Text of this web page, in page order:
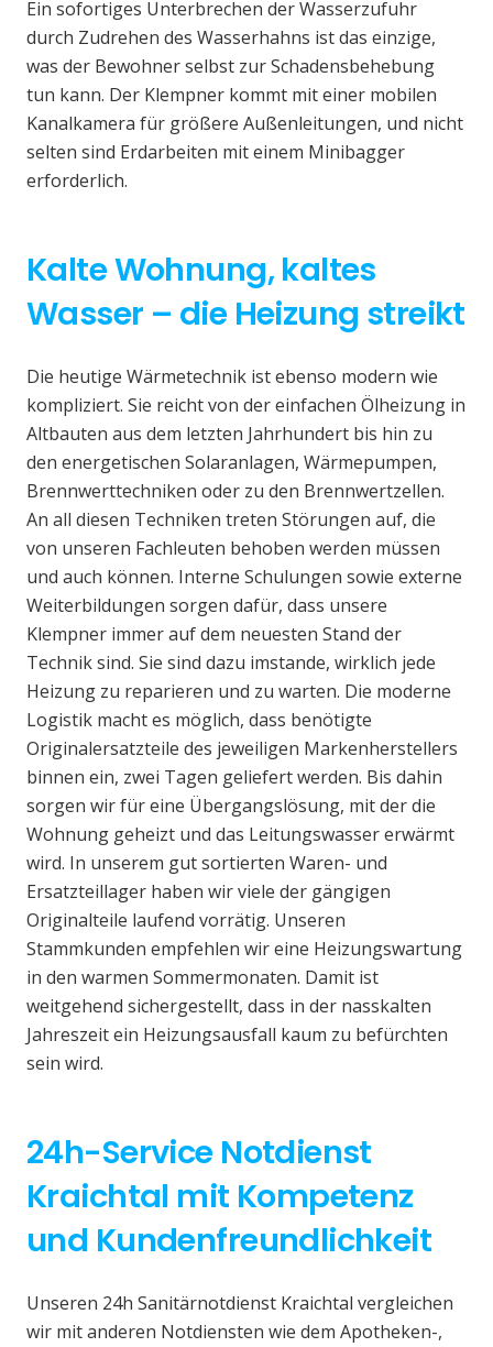
Ein sofortiges Unterbrechen der Wasserzufuhr
durch Zudrehen des Wasserhahns ist das einzige,
was der Bewohner selbst zur Schadensbehebung
tun kann. Der Klempner kommt mit einer mobilen
Kanalkamera für größere Außenleitungen, und nicht
selten sind Erdarbeiten mit einem Minibagger
erforderlich.
Kalte Wohnung, kaltes
Wasser – die Heizung streikt
Die heutige Wärmetechnik ist ebenso modern wie
kompliziert. Sie reicht von der einfachen Ölheizung in
Altbauten aus dem letzten Jahrhundert bis hin zu
den energetischen Solaranlagen, Wärmepumpen,
Brennwerttechniken oder zu den Brennwertzellen.
An all diesen Techniken treten Störungen auf, die
von unseren Fachleuten behoben werden müssen
und auch können. Interne Schulungen sowie externe
Weiterbildungen sorgen dafür, dass unsere
Klempner immer auf dem neuesten Stand der
Technik sind. Sie sind dazu imstande, wirklich jede
Heizung zu reparieren und zu warten. Die moderne
Logistik macht es möglich, dass benötigte
Originalersatzteile des jeweiligen Markenherstellers
binnen ein, zwei Tagen geliefert werden. Bis dahin
sorgen wir für eine Übergangslösung, mit der die
Wohnung geheizt und das Leitungswasser erwärmt
wird. In unserem gut sortierten Waren- und
Ersatzteillager haben wir viele der gängigen
Originalteile laufend vorrätig. Unseren
Stammkunden empfehlen wir eine Heizungswartung
in den warmen Sommermonaten. Damit ist
weitgehend sichergestellt, dass in der nasskalten
Jahreszeit ein Heizungsausfall kaum zu befürchten
sein wird.
24h-Service Notdienst
Kraichtal mit Kompetenz
und Kundenfreundlichkeit
Unseren 24h Sanitärnotdienst Kraichtal vergleichen
wir mit anderen Notdiensten wie dem Apotheken-,